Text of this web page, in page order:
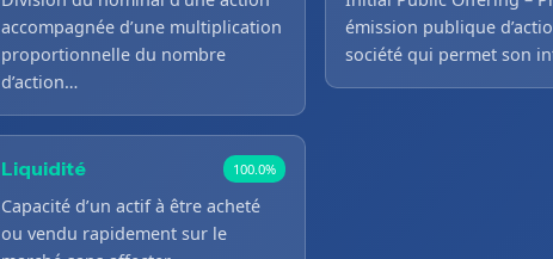
accompagnée d’une multiplication
proportionnelle du nombre
d’action…
émission publique
société qui permet son
Liquidité 100.0%
Capacité d’un actif à être acheté
ou vendu rapidement sur le